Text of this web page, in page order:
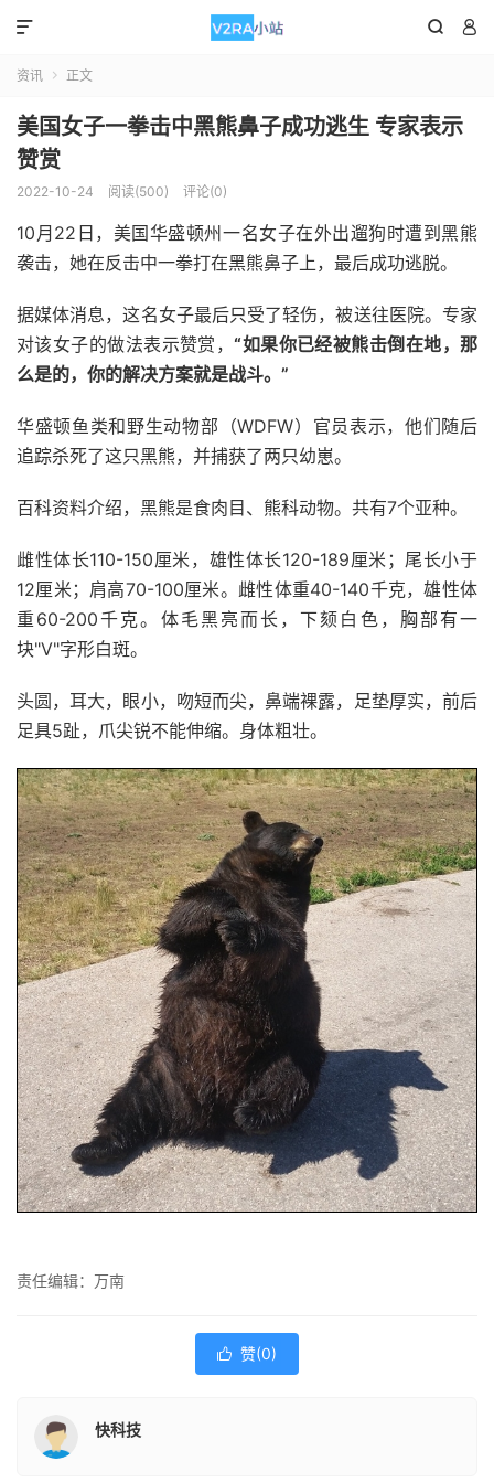
 

资讯  正文
美国女子一拳击中黑熊鼻子成功逃生 专家表示
赞赏
2022-10-24 阅读(500) 评论(0)
10月22日，美国华盛顿州一名女子在外出遛狗时遭到黑熊
袭击，她在反击中一拳打在黑熊鼻子上，最后成功逃脱。
据媒体消息，这名女子最后只受了轻伤，被送往医院。专家
对该女子的做法表示赞赏，“如果你已经被熊击倒在地，那
么是的，你的解决方案就是战斗。”
华盛顿鱼类和野生动物部（WDFW）官员表示，他们随后
追踪杀死了这只黑熊，并捕获了两只幼崽。
百科资料介绍，黑熊是食肉目、熊科动物。共有7个亚种。
雌性体长110-150厘米，雄性体长120-189厘米；尾长小于
12厘米；肩高70-100厘米。雌性体重40-140千克，雄性体
重60-200千克。体毛黑亮而长，下颏白色，胸部有一
块"V"字形白斑。
头圆，耳大，眼小，吻短而尖，鼻端裸露，足垫厚实，前后
足具5趾，爪尖锐不能伸缩。身体粗壮。
责任编辑：万南
 赞(0)
快科技